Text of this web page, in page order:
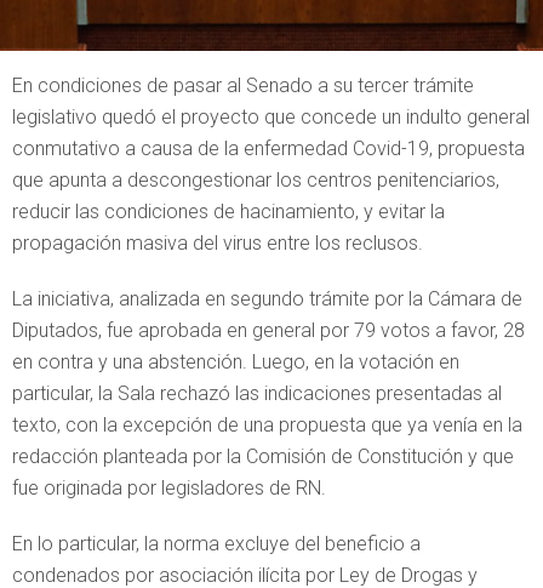
En condiciones de pasar al Senado a su tercer trámite
legislativo quedó el proyecto que concede un indulto general
conmutativo a causa de la enfermedad Covid-19, propuesta
que apunta a descongestionar los centros penitenciarios,
reducir las condiciones de hacinamiento, y evitar la
propagación masiva del virus entre los reclusos.
La iniciativa, analizada en segundo trámite por la Cámara de
Diputados, fue aprobada en general por 79 votos a favor, 28
en contra y una abstención. Luego, en la votación en
particular, la Sala rechazó las indicaciones presentadas al
texto, con la excepción de una propuesta que ya venía en la
redacción planteada por la Comisión de Constitución y que
fue originada por legisladores de RN.
En lo particular, la norma excluye del beneficio a
condenados por asociación ilícita por Ley de Drogas y